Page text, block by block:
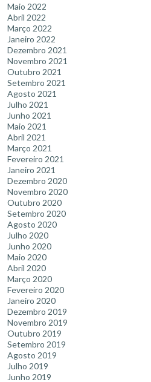
Maio 2022
Abril 2022
Março 2022
Janeiro 2022
Dezembro 2021
Novembro 2021
Outubro 2021
Setembro 2021
Agosto 2021
Julho 2021
Junho 2021
Maio 2021
Abril 2021
Março 2021
Fevereiro 2021
Janeiro 2021
Dezembro 2020
Novembro 2020
Outubro 2020
Setembro 2020
Agosto 2020
Julho 2020
Junho 2020
Maio 2020
Abril 2020
Março 2020
Fevereiro 2020
Janeiro 2020
Dezembro 2019
Novembro 2019
Outubro 2019
Setembro 2019
Agosto 2019
Julho 2019
Junho 2019